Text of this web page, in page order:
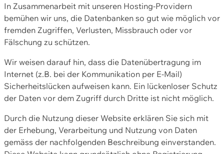
In Zusammenarbeit mit unseren Hosting-Providern
bemühen wir uns, die Datenbanken so gut wie möglich vor
fremden Zugriffen, Verlusten, Missbrauch oder vor
Fälschung zu schützen.
Wir weisen darauf hin, dass die Datenübertragung im
Internet (z.B. bei der Kommunikation per E-Mail)
Sicherheitslücken aufweisen kann. Ein lückenloser Schutz
der Daten vor dem Zugriff durch Dritte ist nicht möglich.
Durch die Nutzung dieser Website erklären Sie sich mit
der Erhebung, Verarbeitung und Nutzung von Daten
gemäss der nachfolgenden Beschreibung einverstanden.